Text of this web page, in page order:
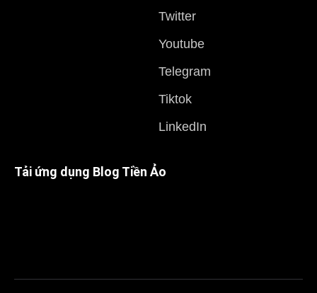
Twitter
Youtube
Telegram
Tiktok
LinkedIn
Tải ứng dụng Blog Tiền Ảo